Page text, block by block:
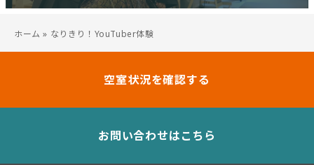
ホーム » なりきり！YouTuber体験
空室状況を確認する
お問い合わせはこちら